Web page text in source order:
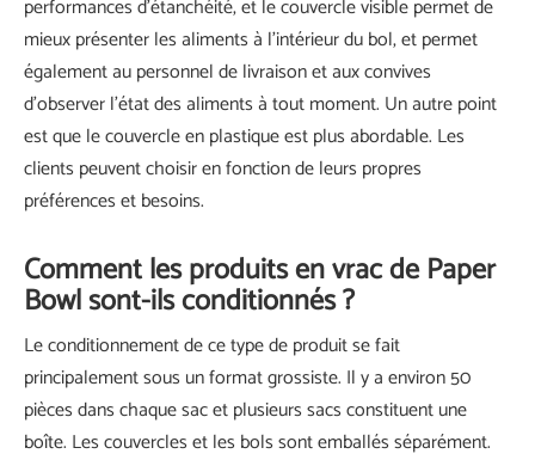
performances d'étanchéité, et le couvercle visible permet de
mieux présenter les aliments à l'intérieur du bol, et permet
également au personnel de livraison et aux convives
d'observer l'état des aliments à tout moment. Un autre point
est que le couvercle en plastique est plus abordable. Les
clients peuvent choisir en fonction de leurs propres
préférences et besoins.
Comment les produits en vrac de Paper
Bowl sont-ils conditionnés ?
Le conditionnement de ce type de produit se fait
principalement sous un format grossiste. Il y a environ 50
pièces dans chaque sac et plusieurs sacs constituent une
boîte. Les couvercles et les bols sont emballés séparément.